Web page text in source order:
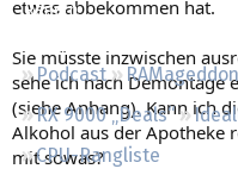
Regeln
Podcast RAMageddon
RX 9000 „Deals“
CPU-Rangliste
etwas abbekommen hat.
Sie müsste inzwischen
sehe ich nach Demontage
(siehe Anhang). Kann ich
Alkohol aus der Apotheke
mit sowas?